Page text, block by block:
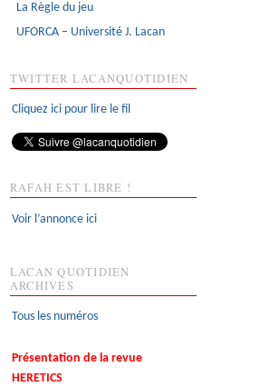
La Règle du jeu
UFORCA – Université J. Lacan
TWITTER LACANQUOTIDIEN
Cliquez ici pour lire le fil
RAFAH EST LIBRE !
Voir l’annonce ici
LACAN QUOTIDIEN
ARCHIVES
Tous les numéros
Présentation de la revue
HERETICS